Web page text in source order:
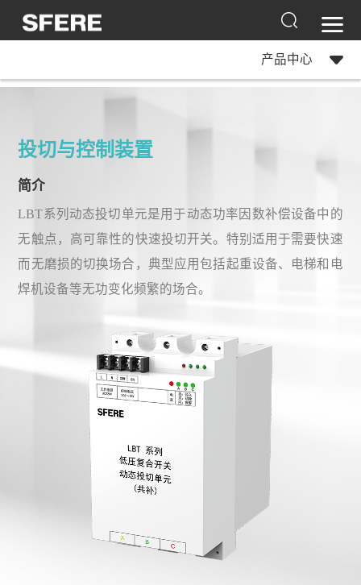
产品中心
投切与控制装置
简介
LBT系列动态投切单元是用于动态功率因数补偿设备中的
无触点，高可靠性的快速投切开关。特别适用于需要快速
而无磨损的切换场合，典型应用包括起重设备、电梯和电
焊机设备等无功变化频繁的场合。